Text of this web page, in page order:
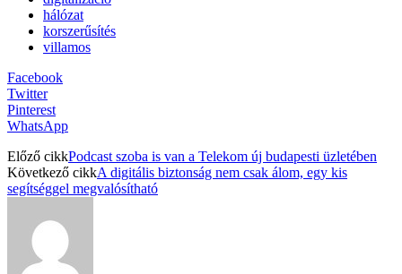
hálózat
korszerűsítés
villamos
Facebook
Twitter
Pinterest
WhatsApp
Előző cikkPodcast szoba is van a Telekom új budapesti üzletében
Következő cikkA digitális biztonság nem csak álom, egy kis
segítséggel megvalósítható